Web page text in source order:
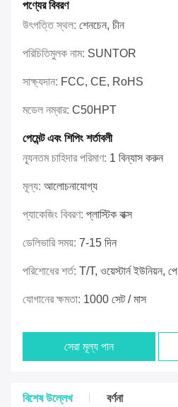
পণ্যের বিবরণ
উৎপত্তি স্থল: শেনচেন, চীন
পরিচিতিমুলক নাম: SUNTOR
সাক্ষ্যদান: FCC, CE, RoHS
মডেল নম্বার: C50HPT
পেমেন্ট এবং শিপিং শর্তাবলী
ন্যূনতম চাহিদার পরিমাণ: 1 বিন্যাস করুন
মূল্য: আলোচনাযোগ্য
প্যাকেজিং বিবরণ: প্লাস্টিক বাক্স
ডেলিভারি সময়: 7-15 দিন
পরিশোধের শর্ত: T/T, ওয়েস্টার্ন ইউনিয়ন, পে
যোগানের ক্ষমতা: 1000 সেট / মাস
সেরা মূল্য পান
বিশেষ উল্লেখ বর্ণনা